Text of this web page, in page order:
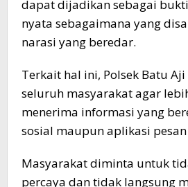
dapat dijadikan sebagai
nyata sebagaimana yang
narasi yang beredar.
Terkait hal ini, Polsek Batu
seluruh masyarakat agar
menerima informasi yang
sosial maupun aplikasi
Masyarakat diminta untuk
percaya dan tidak langsung